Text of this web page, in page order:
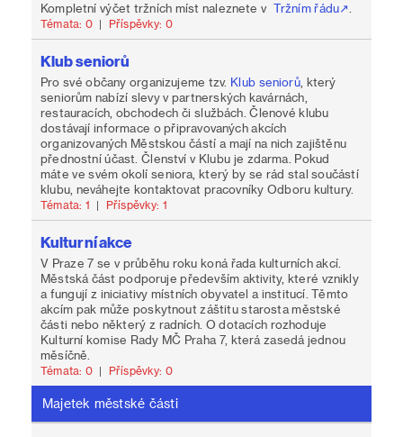
Kompletní výčet tržních míst naleznete v Tržním řádu
Témata: 0 | Příspěvky: 0
Klub seniorů
Pro své občany organizujeme tzv. Klub seniorů, který
seniorům nabízí slevy v partnerských kavárnách,
restauracích, obchodech či službách. Členové klubu
dostávají informace o připravovaných akcích
organizovaných Městskou částí a mají na nich zajištěnu
přednostní účast. Členství v Klubu je zdarma. Pokud
máte ve svém okolí seniora, který by se rád stal součástí
klubu, neváhejte kontaktovat pracovníky Odboru kultury.
Témata: 1 | Příspěvky: 1
Kulturní akce
V Praze 7 se v průběhu roku koná řada kulturních akcí.
Městská část podporuje především aktivity, které vznikly
a fungují z iniciativy místních obyvatel a institucí. Těmto
akcím pak může poskytnout záštitu starosta městské
části nebo některý z radních. O dotacích rozhoduje
Kulturní komise Rady MČ Praha 7, která zasedá jednou
měsíčně.
Témata: 0 | Příspěvky: 0
Majetek městské části